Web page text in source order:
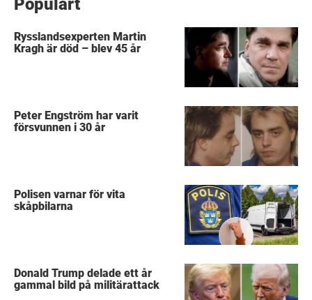
Populärt
Rysslandsexperten Martin
Kragh är död – blev 45 år
Peter Engström har varit
försvunnen i 30 år
Polisen varnar för vita
skåpbilarna
Donald Trump delade ett år
gammal bild på militärattack